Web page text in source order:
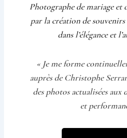
Photographe de mariage et
par la création de
dans l’élégance et
« Je me forme
auprès de Christophe
des photos actualisées aux
et